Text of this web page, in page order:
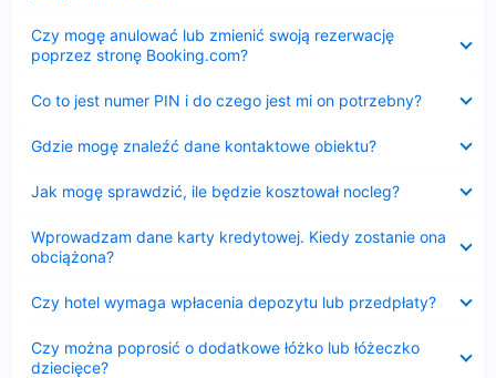
Czy mogę anulować lub zmienić swoją rezerwację
poprzez stronę Booking.com?
Co to jest numer PIN i do czego jest mi on potrzebny?
Gdzie mogę znaleźć dane kontaktowe obiektu?
Jak mogę sprawdzić, ile będzie kosztował nocleg?
Wprowadzam dane karty kredytowej. Kiedy zostanie ona
obciążona?
Czy hotel wymaga wpłacenia depozytu lub przedpłaty?
Czy można poprosić o dodatkowe łóżko lub łóżeczko
dziecięce?